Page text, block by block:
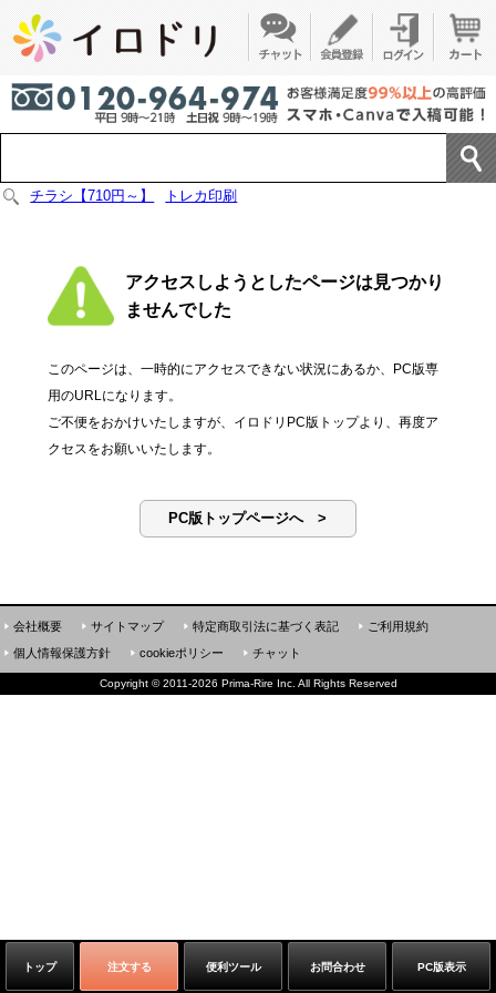
チラシ【710円～】 トレカ印刷
アクセスしようとしたページは見つかり
ませんでした
このページは、一時的にアクセスできない状況にあるか、PC版専
用のURLになります。
ご不便をおかけいたしますが、イロドリPC版トップより、再度ア
クセスをお願いいたします。
PC版トップページへ >
トップ 注文する 便利ツール お問合わせ PC版表示
会社概要 サイトマップ 特定商取引法に基づく表記
ご利用規約
個人情報保護方針
cookieポリシー チャット
Copyright ©2011-2026 Prima-Rire Inc. All Rights Reserved